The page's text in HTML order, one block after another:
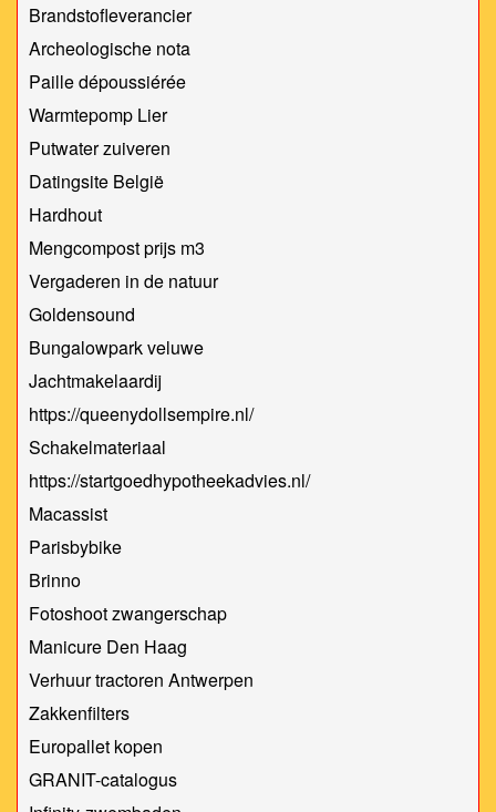
Brandstofleverancier
Archeologische nota
Paille dépoussiérée
Warmtepomp Lier
Putwater zuiveren
Datingsite België
Hardhout
Mengcompost prijs m3
Vergaderen in de natuur
Goldensound
Bungalowpark veluwe
Jachtmakelaardij
https://queenydollsempire.nl/
Schakelmateriaal
https://startgoedhypotheekadvies.nl/
Macassist
Parisbybike
Brinno
Fotoshoot zwangerschap
Manicure Den Haag
Verhuur tractoren Antwerpen
Zakkenfilters
Europallet kopen
GRANIT-catalogus